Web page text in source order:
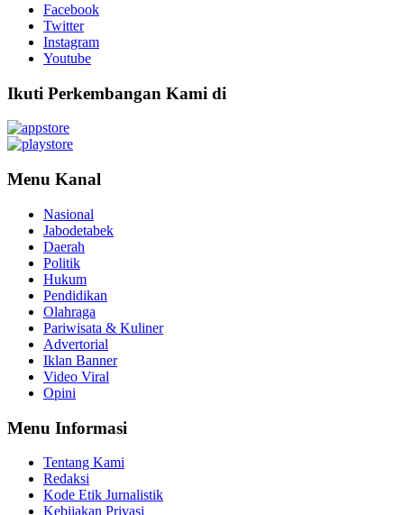
Facebook
Twitter
Instagram
Youtube
Ikuti Perkembangan Kami di
Menu Kanal
Nasional
Jabodetabek
Daerah
Politik
Hukum
Pendidikan
Olahraga
Pariwisata & Kuliner
Advertorial
Iklan Banner
Video Viral
Opini
Menu Informasi
Tentang Kami
Redaksi
Kode Etik Jurnalistik
Kebijakan Privasi